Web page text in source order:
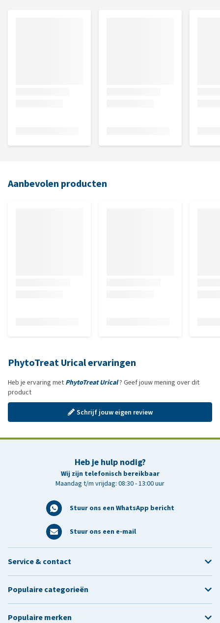
Aanbevolen producten
PhytoTreat Urical ervaringen
Heb je ervaring met PhytoTreat Urical? Geef jouw mening over dit
product
Schrijf jouw eigen review
Heb je hulp nodig?
Wij zijn telefonisch bereikbaar
Maandag t/m vrijdag: 08:30 - 13:00 uur
Stuur ons een WhatsApp bericht
Stuur ons een e-mail
Service & contact
Populaire categorieën
Populaire merken